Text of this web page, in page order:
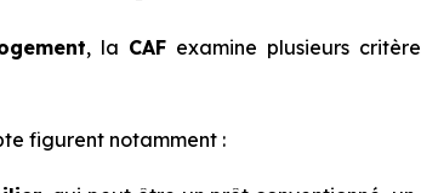
, la CAF examine plusieurs
figurent notamment :